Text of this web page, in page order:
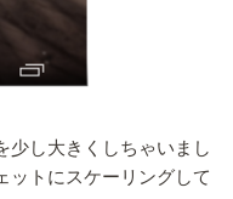
少し大きくしちゃいまし
ットにスケーリングして